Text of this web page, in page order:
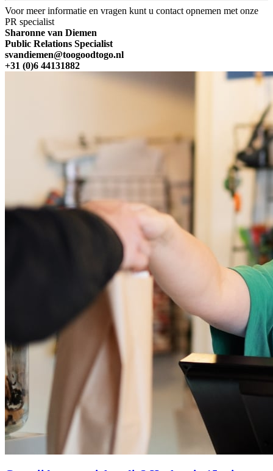
Voor meer informatie en vragen kunt u contact opnemen met onze
PR specialist
Sharonne van Diemen
Public Relations Specialist
svandiemen@toogoodtogo.nl
+31 (0)6 44131882